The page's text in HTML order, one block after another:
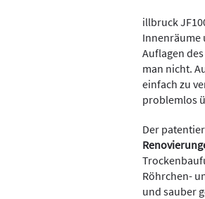
illbruck
Innenräume
Auflagen
man nicht.
einfach zu
problemlos
Der
Röhrchen-
und sauber